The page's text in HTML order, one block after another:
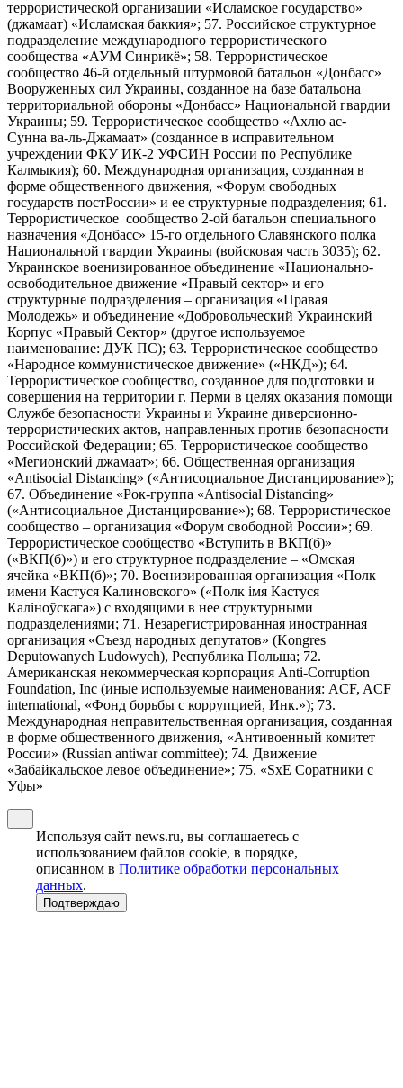
террористической организации «Исламское государство»
(джамаат) «Исламская баккия»; 57. Российское структурное
подразделение международного террористического
сообщества «АУМ Синрикё»; 58. Террористическое
сообщество 46-й отдельный штурмовой батальон «Донбасс»
Вооруженных сил Украины, созданное на базе батальона
территориальной обороны «Донбасс» Национальной гвардии
Украины; 59. Террористическое сообщество «Ахлю ас-
Сунна ва-ль-Джамаат» (созданное в исправительном
учреждении ФКУ ИК-2 УФСИН России по Республике
Калмыкия); 60. Международная организация, созданная в
форме общественного движения, «Форум свободных
государств постРоссии» и ее структурные подразделения; 61.
Террористическое сообщество 2-ой батальон специального
назначения «Донбасс» 15-го отдельного Славянского полка
Национальной гвардии Украины (войсковая часть 3035); 62.
Украинское военизированное объединение «Национально-
освободительное движение «Правый сектор» и его
структурные подразделения – организация «Правая
Молодежь» и объединение «Добровольческий Украинский
Корпус «Правый Сектор» (другое используемое
наименование: ДУК ПС); 63. Террористическое сообщество
«Народное коммунистическое движение» («НКД»); 64.
Террористическое сообщество, созданное для подготовки и
совершения на территории г. Перми в целях оказания помощи
Службе безопасности Украины и Украине диверсионно-
террористических актов, направленных против безопасности
Российской Федерации; 65. Террористическое сообщество
«Мегионский джамаат»; 66. Общественная организация
«Antisocial Distancing» («Антисоциальное Дистанцирование»);
67. Объединение «Рок-группа «Antisocial Distancing»
(«Антисоциальное Дистанцирование»); 68. Террористическое
сообщество – организация «Форум свободной России»; 69.
Террористическое сообщество «Вступить в ВКП(б)»
(«ВКП(б)») и его структурное подразделение – «Омская
ячейка «ВКП(б)»; 70. Военизированная организация «Полк
имени Кастуся Калиновского» («Полк iмя Кастуся
Калiноўскага») с входящими в нее структурными
подразделениями; 71. Незарегистрированная иностранная
организация «Съезд народных депутатов» (Kongres
Deputowanych Ludowych), Республика Польша; 72.
Американская некоммерческая корпорация Anti-Corruption
Foundation, Inc (иные используемые наименования: ACF, ACF
international, «Фонд борьбы с коррупцией, Инк.»); 73.
Международная неправительственная организация, созданная
в форме общественного движения, «Антивоенный комитет
России» (Russian antiwar committee); 74. Движение
«Забайкальское левое объединение»; 75. «SxE Соратники с
Уфы»
Используя сайт news.ru, вы соглашаетесь с
использованием файлов cookie, в порядке,
описанном в Политике обработки персональных
данных.
Подтверждаю